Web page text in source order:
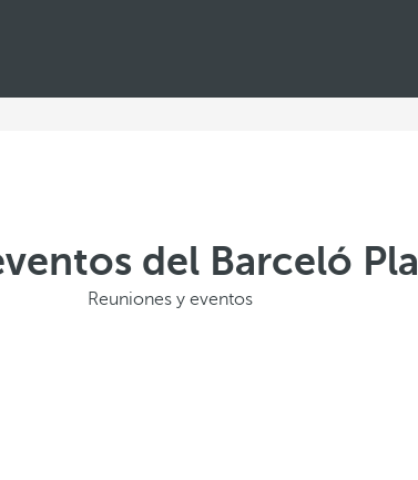
del Barceló
Reuniones y eventos